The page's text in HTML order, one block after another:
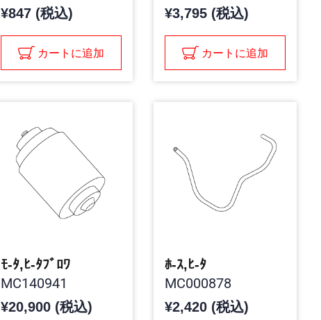
¥847 (税込)
カートに追加
¥3,795 (税込)
カートに追加
ﾓ-ﾀ,ﾋ-ﾀﾌﾞﾛﾜ
MC140941
¥20,900 (税込)
ﾎ-ｽ,ﾋ-ﾀ
MC000878
¥2,420 (税込)